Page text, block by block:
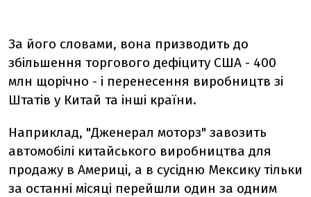
За його словами, вона призводить до
збільшення торгового дефіциту США - 400
млн щорічно - і перенесення виробництв зі
Штатів у Китай та інші країни.
Наприклад, "Дженерал моторз" завозить
автомобілі китайського виробництва для
продажу в Америці, а в сусідню Мексику тільки
за останні місяці перейшли один за одним